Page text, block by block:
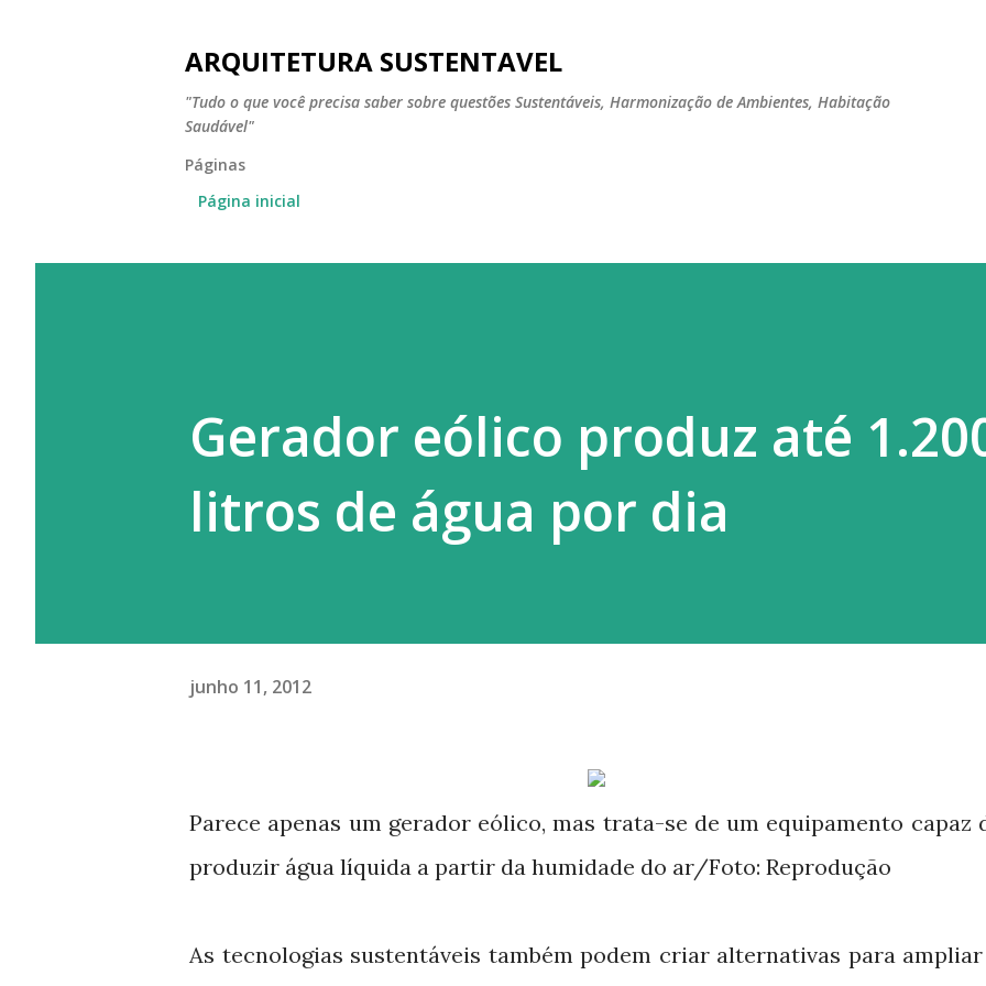
ARQUITETURA SUSTENTAVEL
"Tudo o que você precisa saber sobre questões Sustentáveis, Harmonização de Ambientes, Habitação
Saudável"
Páginas
Página inicial
Gerador eólico produz até
litros de água por dia
junho 11, 2012
Parece apenas um gerador eólico, mas trata-se de um equipamento capaz
produzir água líquida a partir da humidade do ar/Foto: Reprodução
As tecnologias sustentáveis também podem criar alternativas para